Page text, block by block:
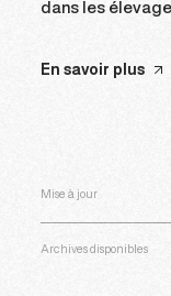
dans les
En savoir plus
Mise à jour
Archives disponibles